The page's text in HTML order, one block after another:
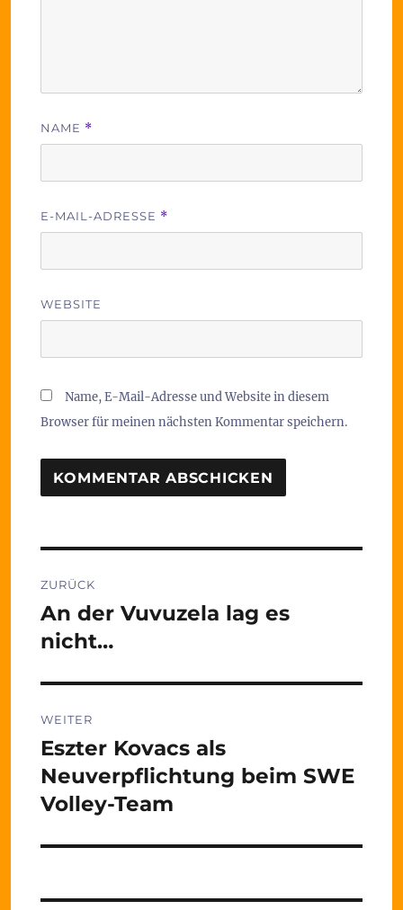
NAME *
E-MAIL-ADRESSE *
WEBSITE
Name, E-Mail-Adresse und Website in diesem
Browser für meinen nächsten Kommentar speichern.
ZURÜCK
Vorheriger
Beitrag:
An der Vuvuzela lag es
nicht…
WEITER
Nächster
Beitrag:
Eszter Kovacs als
Neuverpflichtung beim SWE
Volley-Team